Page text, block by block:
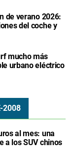
de verano 2026:
del coche y
mucho más
urbano eléctrico
2008
al mes: una
a los SUV chinos